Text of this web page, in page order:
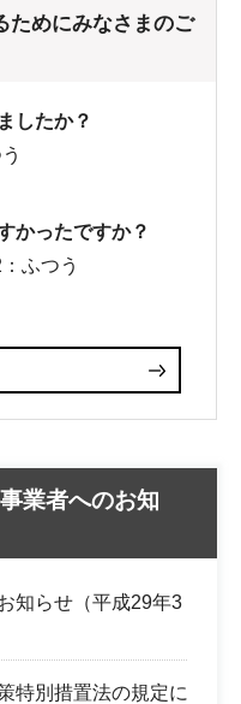
ためにみなさまのご
したか？
かったですか？
ふつう
業者へのお知
知らせ（平成29年3
特別措置法の規定に